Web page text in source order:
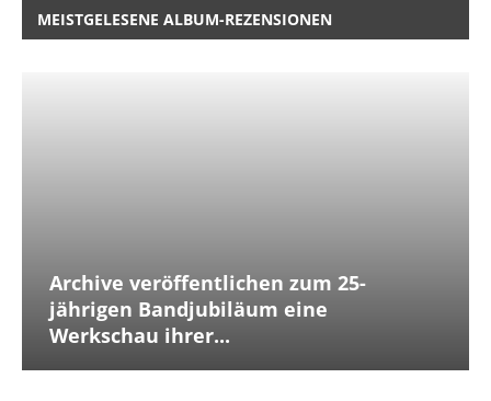
MEISTGELESENE ALBUM-REZENSIONEN
Archive veröffentlichen zum 25-
jährigen Bandjubiläum eine
Werkschau ihrer...